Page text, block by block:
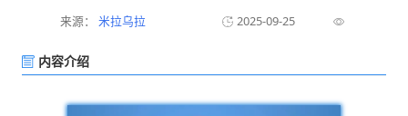
来源： 米拉乌拉 2025-09-25
内容介绍